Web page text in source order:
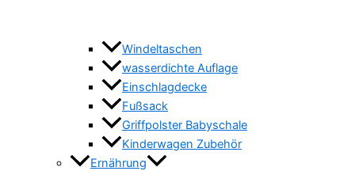
Windeltaschen
wasserdichte Auflage
Einschlagdecke
Fußsack
Griffpolster Babyschale
Kinderwagen Zubehör
Ernährung